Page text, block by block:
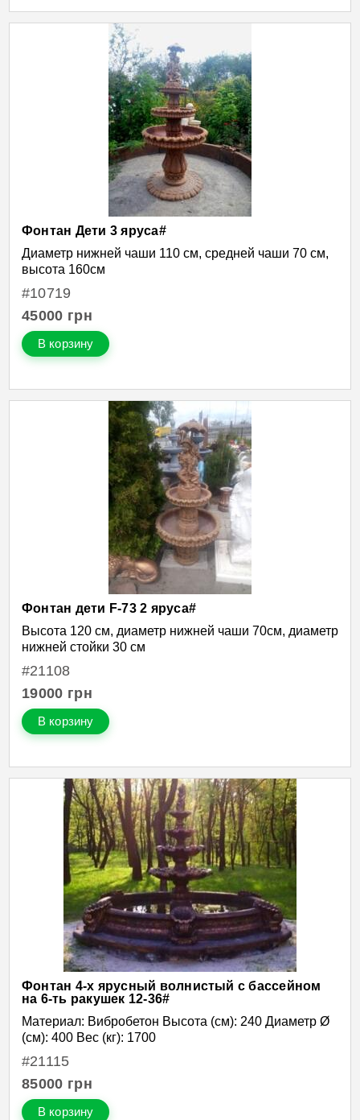
Фонтан Дети 3 яруса#
Диаметр нижней чаши 110 см, средней чаши 70 см,
высота 160см
#10719
45000 грн
В корзину
Фонтан дети F-73 2 яруса#
Высота 120 см, диаметр нижней чаши 70см, диаметр
нижней стойки 30 см
#21108
19000 грн
В корзину
Фонтан 4-х ярусный волнистый с бассейном
на 6-ть ракушек 12-36#
Материал: Вибробетон Высота (см): 240 Диаметр Ø
(см): 400 Вес (кг): 1700
#21115
85000 грн
В корзину